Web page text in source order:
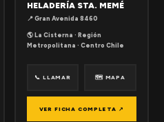
HELADERÍA STA. MEMÉ
📍 Gran Avenida 8460
🌎 La Cisterna · Región
Metropolitana · Centro Chile
📞 LLAMAR 🗺 MAPA
VER FICHA COMPLETA ↗